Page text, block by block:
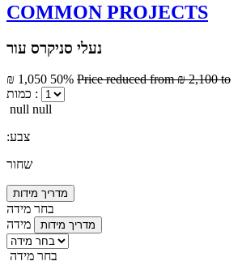
COMMON PROJECTS
נעלי סניקרס עור
₪ 1,050 50% Price reduced from₪ 2,100 to
כמות :
null null
:צבע
שחור
מדריך מידות
בחר מידה
מידה
מדריך מידות
בחר מידה